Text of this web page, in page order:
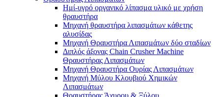
Ημί-υγρό οργανικό λίπασμα υλικό με χρήση
θραυστήρα
Μηχανή θραυστήρα λιπασμάτων κάθετης
αλυσίδας
Μηχανή Θραυστήρα Λιπασμάτων δύο σταδίων
Διπλός άξονας Chain Crusher Machine
Θραυστήρας Λιπασμάτων
Μηχανή Θραυστήρα Ουρίας Λιπασμάτων
Μηχανή Μύλου Κλουβιού Χημικών
Λιπασμάτων
Θραυστήρας Άχυρου & Ξύλου